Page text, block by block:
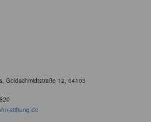
Goldschmidtstraße 12, 04103
stiftung.de